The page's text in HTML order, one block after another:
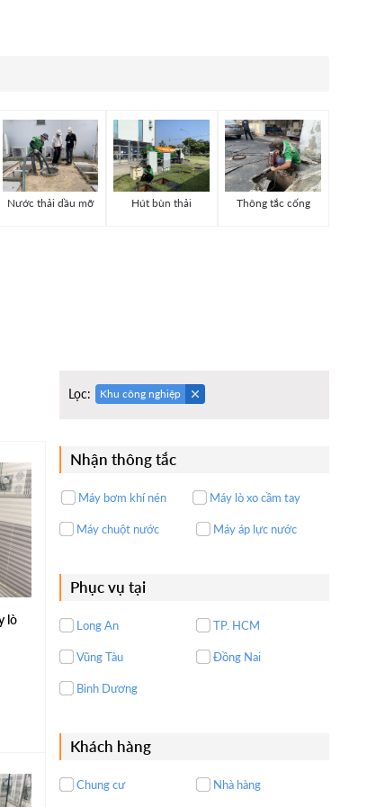
Nước thải dầu mỡ Hút bùn thải Thông tắc cống
lò
Lọc: Khu công nghiệp
Nhận thông tắc
Máy bơm khí nén Máy lò xo cầm tay
Máy chuột nước Máy áp lực nước
Phục vụ tại
Long An TP. HCM
Vũng Tàu Đồng Nai
Bình Dương
Khách hàng
Chung cư Nhà hàng